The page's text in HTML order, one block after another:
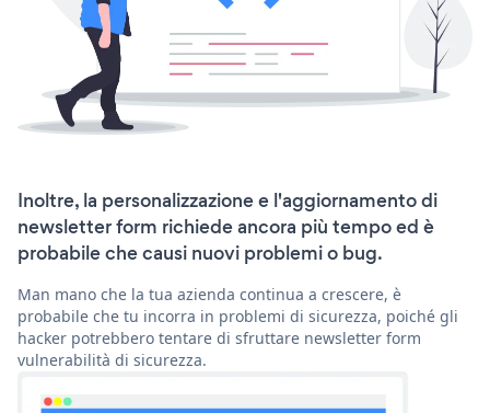
Inoltre, la personalizzazione e l'aggiornamento di
newsletter form richiede ancora più tempo ed è
probabile che causi nuovi problemi o bug.
Man mano che la tua azienda continua a crescere, è
probabile che tu incorra in problemi di sicurezza, poiché gli
hacker potrebbero tentare di sfruttare newsletter form
vulnerabilità di sicurezza.